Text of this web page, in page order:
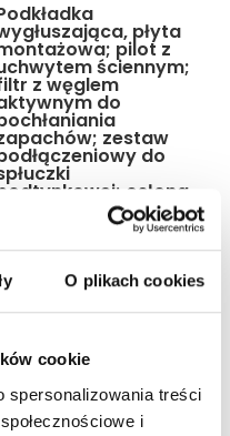
O plikach cookies
cookie
spersonalizowania treści
i
płyta
pilot z
ściennym;
z węglem
do
zestaw
do
osłona
dyszy; kabel z
240 V AC